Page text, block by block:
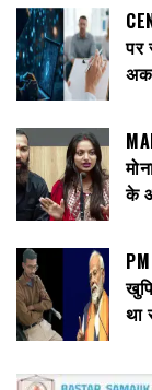
पर
के
था